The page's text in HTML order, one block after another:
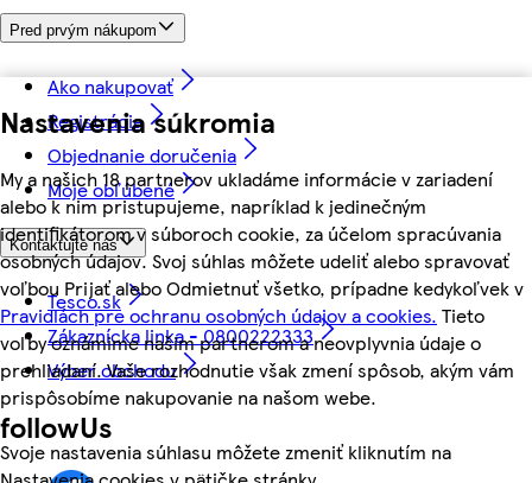
Nastavenia súkromia
My a našich 18 partnerov ukladáme informácie v zariadení
alebo k nim pristupujeme, napríklad k jedinečným
identifikátorom v súboroch cookie, za účelom spracúvania
osobných údajov. Svoj súhlas môžete udeliť alebo spravovať
voľbou Prijať alebo Odmietnuť všetko, prípadne kedykoľvek v
Pravidlách pre ochranu osobných údajov a cookies. Tieto
voľby oznámime našim partnerom a neovplyvnia údaje o
prehliadaní. Vaše rozhodnutie však zmení spôsob, akým vám
prispôsobíme nakupovanie na našom webe.
Svoje nastavenia súhlasu môžete zmeniť kliknutím na
Pred prvým nákupom
Ako nakupovať
Registrácia
Objednanie doručenia
Moje obľúbené
Kontaktujte nás
Tesco.sk
Zákaznícka linka - 0800222333
Výber obchodu
followUs